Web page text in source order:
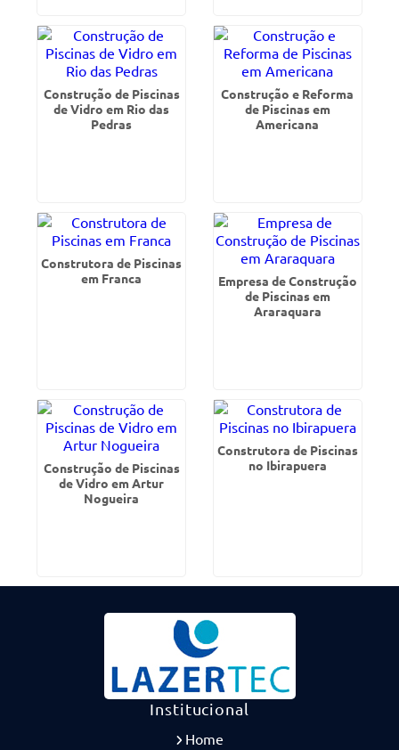
Construção de Piscinas
de Vidro em Rio das
Pedras
Construção e Reforma
de Piscinas em
Americana
Construtora de Piscinas
em Franca
Empresa de Construção
de Piscinas em
Araraquara
Construção de Piscinas
de Vidro em Artur
Nogueira
Construtora de Piscinas
no Ibirapuera
Institucional
Home